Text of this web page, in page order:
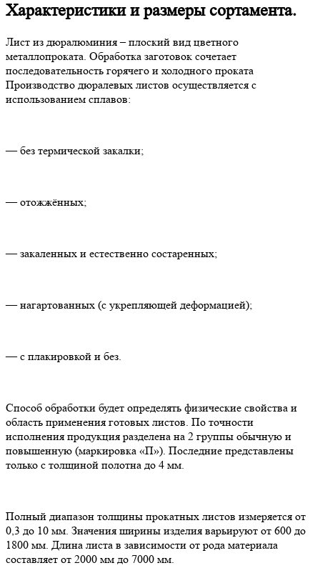
Характеристики и размеры сортамента.
Лист из дюралюминия – плоский вид цветного
металлопроката. Обработка заготовок сочетает
последовательность горячего и холодного проката
Производство дюралевых листов осуществляется с
использованием сплавов:
— без термической закалки;
— отожжённых;
— закаленных и естественно состаренных;
— нагартованных (с укрепляющей деформацией);
— с плакировкой и без.
Способ обработки будет определять физические свойства и
область применения готовых листов. По точности
исполнения продукция разделена на 2 группы обычную и
повышенную (маркировка «П»). Последние представлены
только с толщиной полотна до 4 мм.
Полный диапазон толщины прокатных листов измеряется от
0,3 до 10 мм. Значения ширины изделия варьируют от 600 до
1800 мм. Длина листа в зависимости от рода материала
составляет от 2000 мм до 7000 мм.